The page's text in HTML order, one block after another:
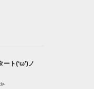
ト(‘ω’)ノ